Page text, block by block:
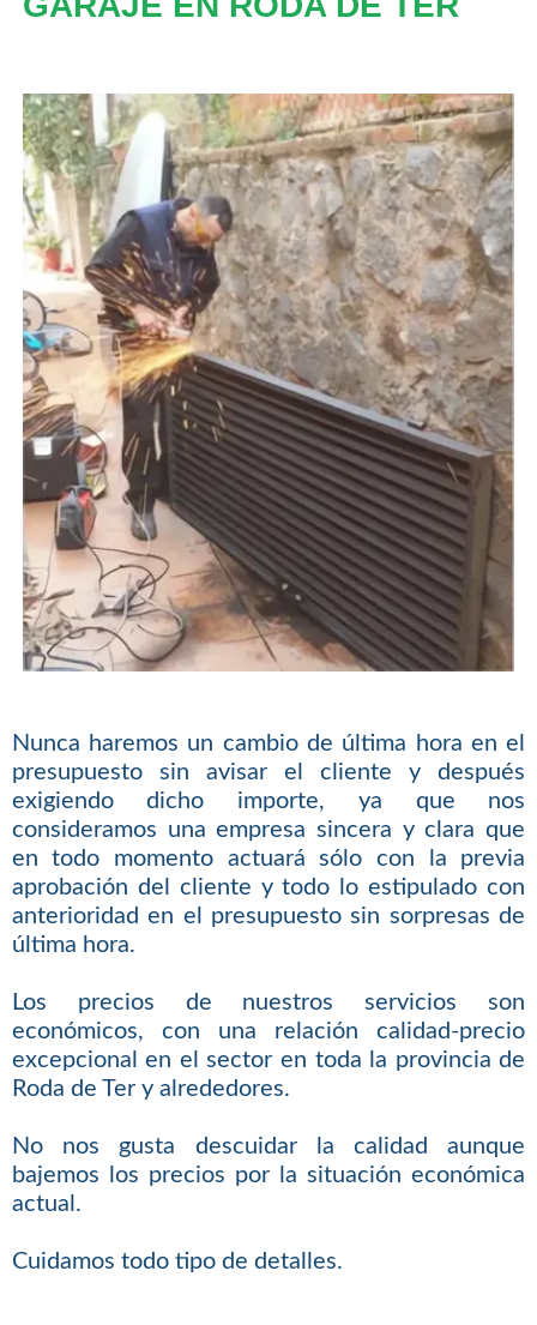
Nunca haremos un cambio de última hora en el
presupuesto sin avisar el cliente y después
exigiendo dicho importe, ya que nos
consideramos una empresa sincera y clara que
en todo momento actuará sólo con la previa
aprobación del cliente y todo lo estipulado con
anterioridad en el presupuesto sin sorpresas de
última hora.
Los precios de nuestros servicios son
económicos, con una relación calidad-precio
excepcional en el sector en toda la provincia de
Roda de Ter y alrededores.
No nos gusta descuidar la calidad aunque
bajemos los precios por la situación económica
actual.
Cuidamos todo tipo de detalles.